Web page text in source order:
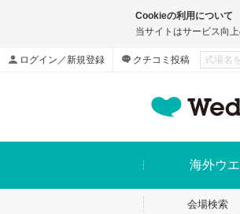
Cookieの利用について
当サイトはサービス向
ログイン／新規登録 クチコミ投稿
海外ウ
会場検索